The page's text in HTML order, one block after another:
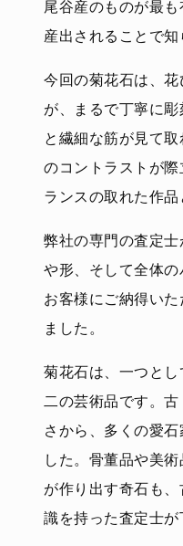
尾谷産のものが最
産出されることで知
今回の菊花石は、
が、まるで丁寧に
と繊細な筋が見て
のコントラストが
ランスの取れた作品
弊社の専門の査定
や形、そして全体の
お客様にご納得い
ました。
菊花石は、一つと
二の芸術品です。
さから、多くの愛
した。骨董品や美
が作り出す奇石も
識を持った査定士が